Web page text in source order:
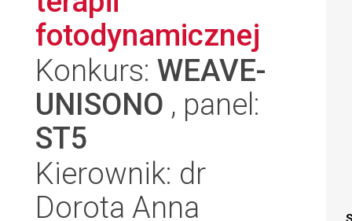
fotodynamicznej
Konkurs: WEAVE-
UNISONO , panel:
ST5
Kierownik: dr
Dorota Anna